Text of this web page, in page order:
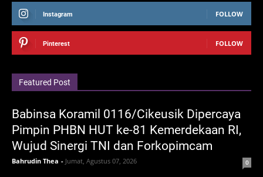
Instagram FOLLOW
Pinterest FOLLOW
Featured Post
Babinsa Koramil 0116/Cikeusik Dipercaya
Pimpin PHBN HUT ke-81 Kemerdekaan RI,
Wujud Sinergi TNI dan Forkopimcam
Bahrudin Thea - Jumat, Agustus 07, 2026 0